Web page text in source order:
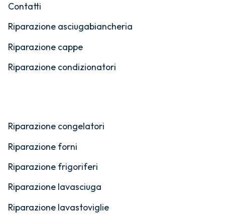
Contatti
Riparazione asciugabiancheria
Riparazione cappe
Riparazione condizionatori
Riparazione congelatori
Riparazione forni
Riparazione frigoriferi
Riparazione lavasciuga
Riparazione lavastoviglie